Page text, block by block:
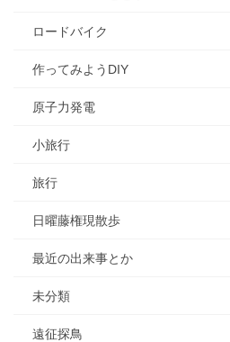
ロードバイク
作ってみようDIY
原子力発電
小旅行
旅行
日曜藤権現散歩
最近の出来事とか
未分類
遠征探鳥